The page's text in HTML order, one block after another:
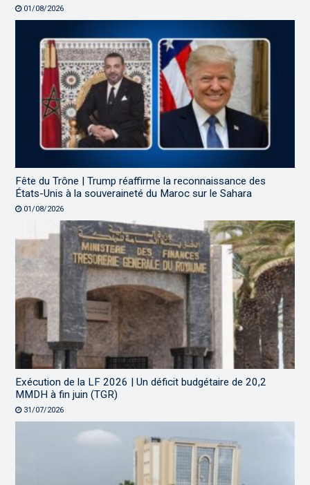
01/08/2026
Fête du Trône | Trump réaffirme la reconnaissance des
États-Unis à la souveraineté du Maroc sur le Sahara
01/08/2026
Exécution de la LF 2026 | Un déficit budgétaire de 20,2
MMDH à fin juin (TGR)
31/07/2026